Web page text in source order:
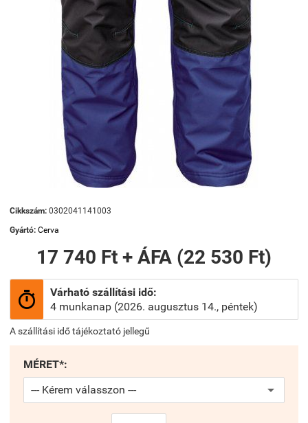
Cikkszám: 0302041141003
Gyártó: Cerva
17 740 Ft + ÁFA (22 530 Ft)

Várható szállítási idő:
4 munkanap (2026. augusztus 14., péntek)
A szállítási idő tájékoztató jellegű
MÉRET*: